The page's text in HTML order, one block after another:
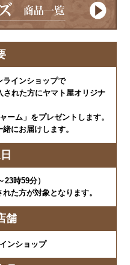
ラインショップで
された方にヤマト屋オリジナ
ーム」をプレゼントします。
にお届けします。
23時59分）
た方が対象となります。
舗
ンショップ